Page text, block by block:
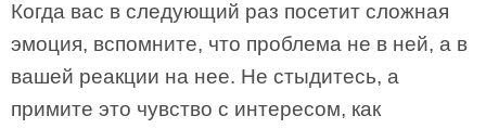
Когда вас в следующий раз посетит сложная
эмоция, вспомните, что проблема не в ней, а в
вашей реакции на нее. Не стыдитесь, а
примите это чувство с интересом, как